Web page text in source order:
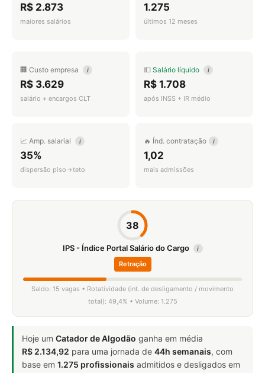
R$ 2.873
maiores salários
1.275
últimos 12 meses
🏢 Custo empresa i
R$ 3.629
salário + encargos CLT
💵 Salário líquido i
R$ 1.708
após INSS + IR médio
📈 Amp. salarial i
35%
dispersão piso→teto
🔥 Índ. contratação i
1,02
mais admissões
38
IPS - Índice Portal Salário do Cargo i
Retração
Saldo: 15 vagas • Rotatividade (int. de desligamento / movimento
total): 49,4% • Volume: 1.275
Hoje um Catador de Algodão ganha em média
R$ 2.134,92 para uma jornada de 44h semanais, com
base em 1.275 profissionais admitidos e desligados em